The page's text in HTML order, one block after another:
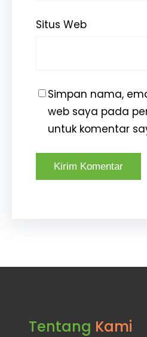
Situs Web
Simpan nama,
web saya pada
untuk komentar
Tentang Kami